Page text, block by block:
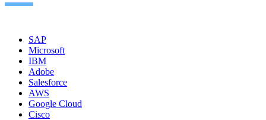
SAP
Microsoft
IBM
Adobe
Salesforce
AWS
Google Cloud
Cisco